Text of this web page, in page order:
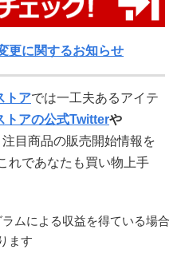
更に関するお知らせ
トアでは一工夫あるアイテ
トアの公式Twitterや
目商品の販売開始情報を
れであなたも買い物上手
ムによる収益を得ている場合
ます